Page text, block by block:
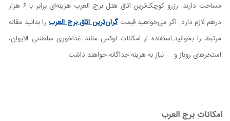
مساحت دارند. رزرو کوچک‌ترین اتاق هتل برج العرب هزینه‌ای برابر با ۶ هزار
درهم لازم دارد. اگر می‌خواهید قیمتگران‌ترین اتاق برج العربرا بدانید مقاله
مرتبط را بخوانید.استفاده از امکانات لوکس مانند غذاخوری سلطنتی الایوان،
استخرهای روباز و... نیاز به هزینه جداگانه خواهند داشت.
امکانات برج العرب